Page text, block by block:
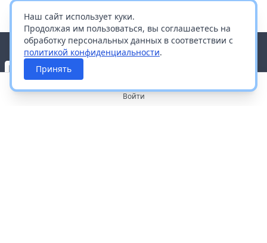
Наш сайт использует куки.
Продолжая им пользоваться, вы соглашаетесь на
обработку персональных данных в соответствии с
политикой конфиденциальности.
Принять
Войти